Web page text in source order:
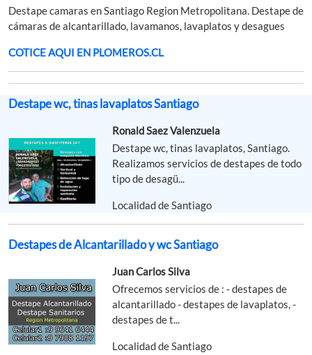
Destape camaras en Santiago Region Metropolitana. Destape de
cámaras de alcantarillado, lavamanos, lavaplatos y desagues
COTICE AQUI EN PLOMEROS.CL
Destape wc, tinas lavaplatos Santiago
Ronald Saez Valenzuela
Destape wc, tinas lavaplatos, Santiago.
Realizamos servicios de destapes de todo
tipo de desagü...
Localidad de Santiago
Destapes de Alcantarillado y wc Santiago
Juan Carlos Silva
Ofrecemos servicios de : - destapes de
alcantarillado - destapes de lavaplatos, -
destapes de t...
Localidad de Santiago